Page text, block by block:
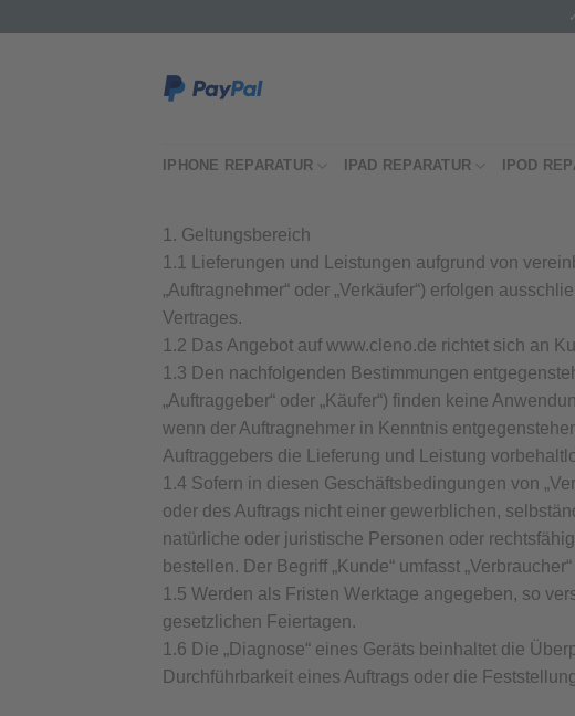
IPHONE REPARATUR IPAD REPARATUR IPOD
1. Geltungsbereich
1.1 Lieferungen und Leistungen aufgrund von
„Auftragnehmer“ oder „Verkäufer“) erfolgen
Vertrages.
1.2 Das Angebot auf www.cleno.de richtet sich an
1.3 Den nachfolgenden Bestimmungen
„Auftraggeber“ oder „Käufer“) finden keine
wenn der Auftragnehmer in Kenntnis
Auftraggebers die Lieferung und Leistung
1.4 Sofern in diesen Geschäftsbedingungen von
oder des Auftrags nicht einer gewerblichen,
natürliche oder juristische Personen oder
bestellen. Der Begriff „Kunde“ umfasst
1.5 Werden als Fristen Werktage angegeben, so
gesetzlichen Feiertagen.
1.6 Die „Diagnose“ eines Geräts beinhaltet die
Durchführbarkeit eines Auftrags oder die